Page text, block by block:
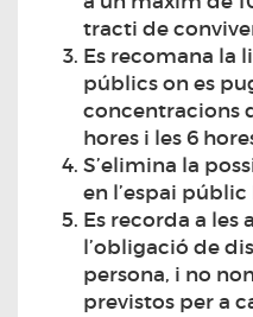
tracti de
Es recomana la
públics on es
concentracions
hores i les 6
S’elimina la
en l’espai
Es recorda a
l’obligació de
persona, i no
previstos per a